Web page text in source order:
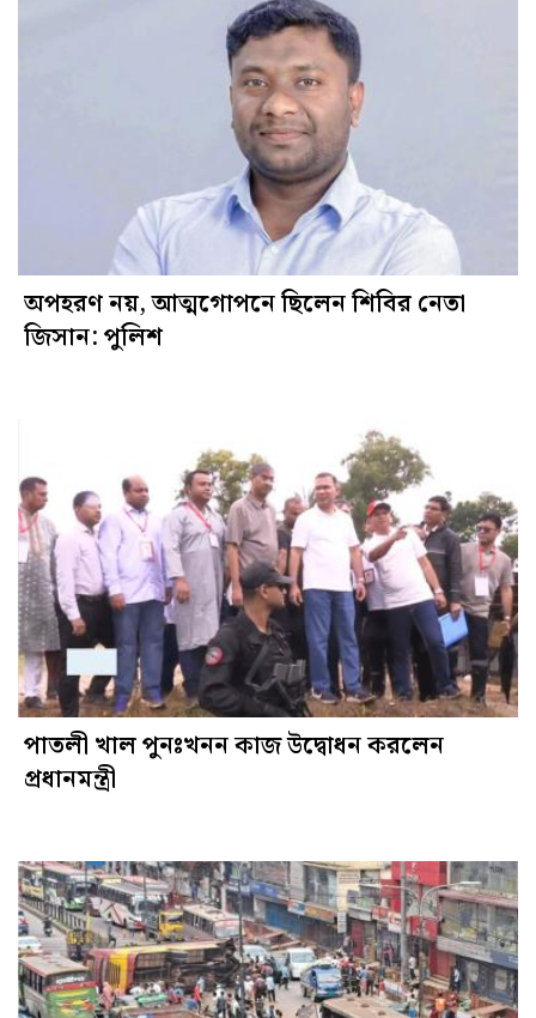
অপহরণ নয়, আত্মগোপনে ছিলেন শিবির নেতা
জিসান: পুলিশ
পাতলী খাল পুনঃখনন কাজ উদ্বোধন করলেন
প্রধানমন্ত্রী